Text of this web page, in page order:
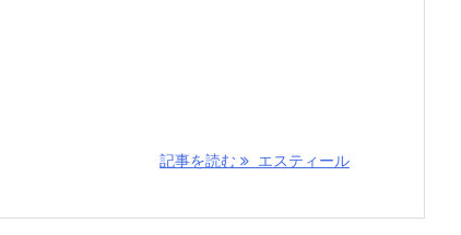
記事を読む エスティール